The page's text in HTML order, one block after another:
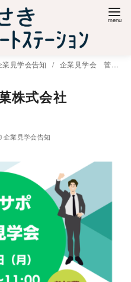
業見学会告知 企業見学会 菅原製菓株式会社（2026/6）
株式会社
企業見学会告知